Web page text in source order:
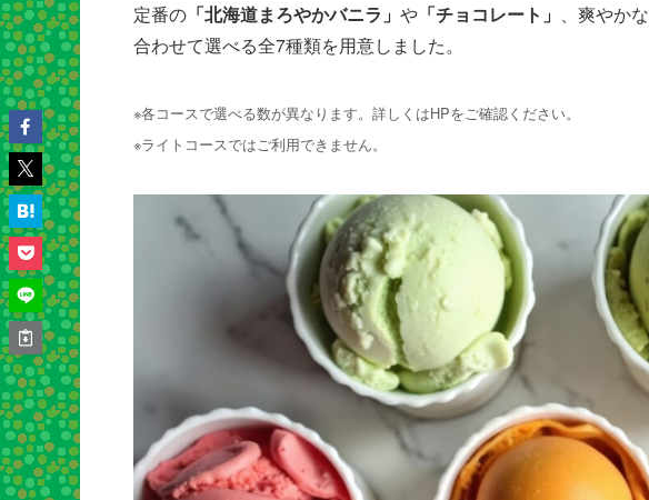
定番の 「北海道まろやかバニラ」 や 「チョコレート」 、爽やかな
合わせて選べる全7種類を用意しました。
※各コースで選べる数が異なります。詳しくはHPをご確認ください。
※ライトコースではご利用できません。